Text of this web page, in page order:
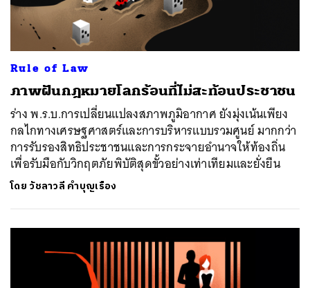
Rule of Law
ภาพฝันกฎหมายโลกร้อนที่ไม่สะท้อนประชาชน
ร่าง พ.ร.บ.การเปลี่ยนแปลงสภาพภูมิอากาศ ยังมุ่งเน้นเพียง
กลไกทางเศรษฐศาสตร์และการบริหารแบบรวมศูนย์ มากกว่า
การรับรองสิทธิประชาชนและการกระจายอำนาจให้ท้องถิ่น
เพื่อรับมือกับวิกฤตภัยพิบัติสุดขั้วอย่างเท่าเทียมและยั่งยืน
โดยวัชลาวลี คำบุญเรือง